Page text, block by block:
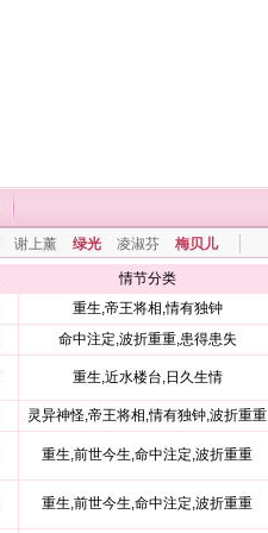
谢上薰 绿光 凌淑芬 梅贝儿
情节分类
重生,帝王将相,情有独钟
命中注定,波折重重,患得患失
重生,近水楼台,日久生情
灵异神怪,帝王将相,情有独钟,波折重重
重生,前世今生,命中注定,波折重重
重生,前世今生,命中注定,波折重重